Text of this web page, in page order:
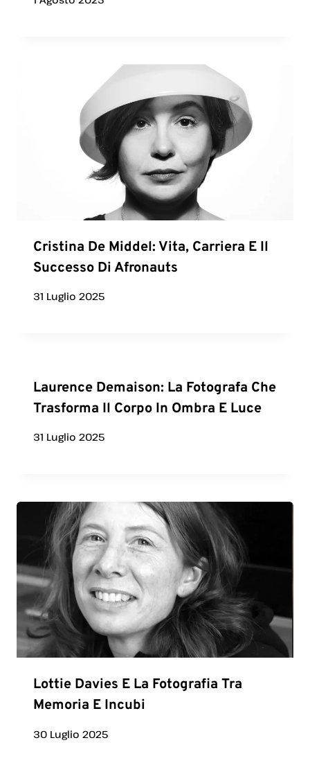
Cristina De Middel: Vita, Carriera E Il
Successo Di Afronauts
31 Luglio 2025
Laurence Demaison: La Fotografa Che
Trasforma Il Corpo In Ombra E Luce
31 Luglio 2025
Lottie Davies E La Fotografia Tra
Memoria E Incubi
30 Luglio 2025